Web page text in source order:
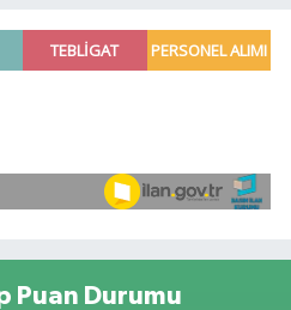
Puan Durumu